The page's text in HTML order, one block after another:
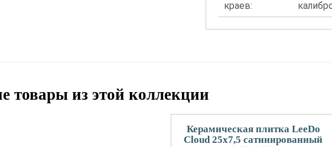
краев:
товары из этой коллекции
Керамическая плитка LeeDo
Cloud 25x7,5 сатинированный